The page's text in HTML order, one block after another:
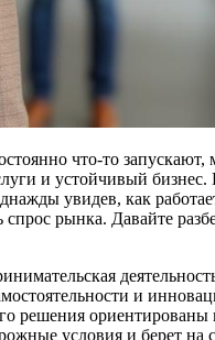
что-то
и устойчивый
увидев, как
спрос рынка. Давайте
и
решения
условия и берет на